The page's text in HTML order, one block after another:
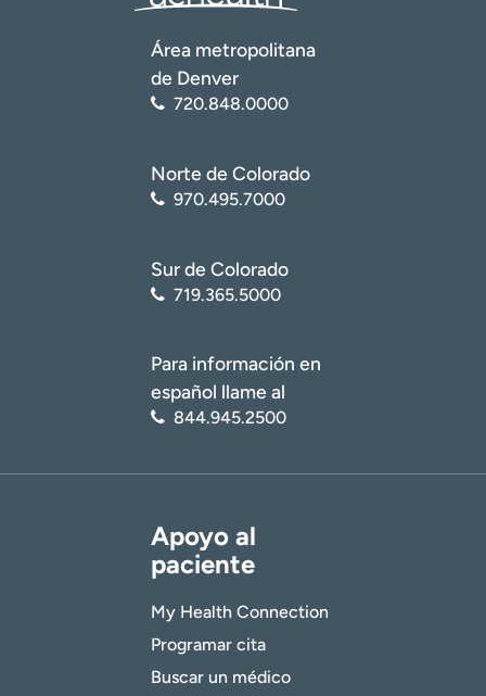
Área metropolitana
de Denver
720.848.0000
Norte de Colorado
970.495.7000
Sur de Colorado
719.365.5000
Para información en
español llame al
844.945.2500
Apoyo al
paciente
My Health Connection
Programar cita
Buscar un médico